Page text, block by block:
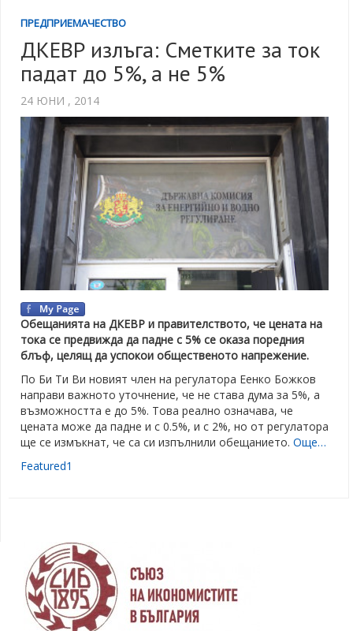
ПРЕДПРИЕМАЧЕСТВО
ДКЕВР излъга: Сметките за ток
падат до 5%, а не 5%
24 ЮНИ , 2014
Обещанията на ДКЕВР и правителството, че цената на
тока се предвижда да падне с 5% се оказа поредния
блъф, целящ да успокои общественото напрежение.
По Би Ти Ви новият член на регулатора Еенко Божков
направи важното уточнение, че не става дума за 5%, а
възможността е до 5%. Това реално означава, че
цената може да падне и с 0.5%, и с 2%, но от регулатора
ще се измъкнат, че са си изпълнили обещанието. Още…
Featured1